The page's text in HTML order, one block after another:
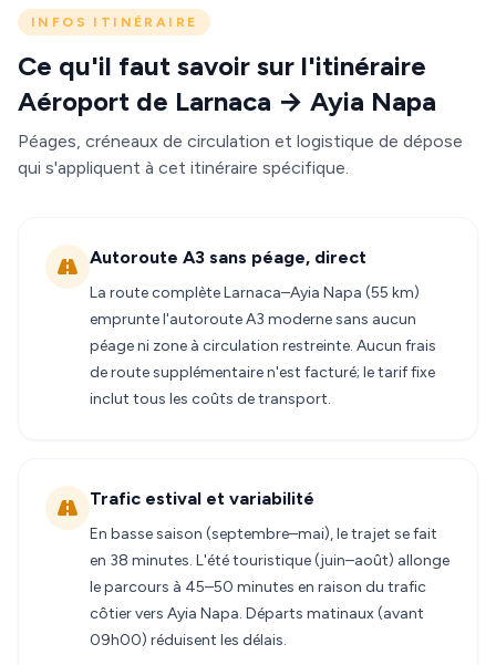
INFOS ITINÉRAIRE
Ce qu'il faut savoir sur l'itinéraire
Aéroport de Larnaca → Ayia Napa
Péages, créneaux de circulation et logistique de dépose
qui s'appliquent à cet itinéraire spécifique.
Autoroute A3 sans péage, direct
La route complète Larnaca–Ayia Napa (55 km)
emprunte l'autoroute A3 moderne sans aucun
péage ni zone à circulation restreinte. Aucun frais
de route supplémentaire n'est facturé; le tarif fixe
inclut tous les coûts de transport.
Trafic estival et variabilité
En basse saison (septembre–mai), le trajet se fait
en 38 minutes. L'été touristique (juin–août) allonge
le parcours à 45–50 minutes en raison du trafic
côtier vers Ayia Napa. Départs matinaux (avant
09h00) réduisent les délais.